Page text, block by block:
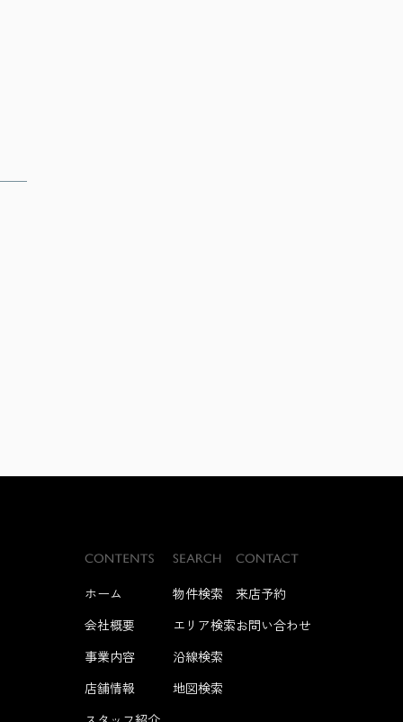
ホーム
会社概要
事業内容
店舗情報
物件検索
エリア検索
沿線検索
地図検索
来店予約
お問い合わせ